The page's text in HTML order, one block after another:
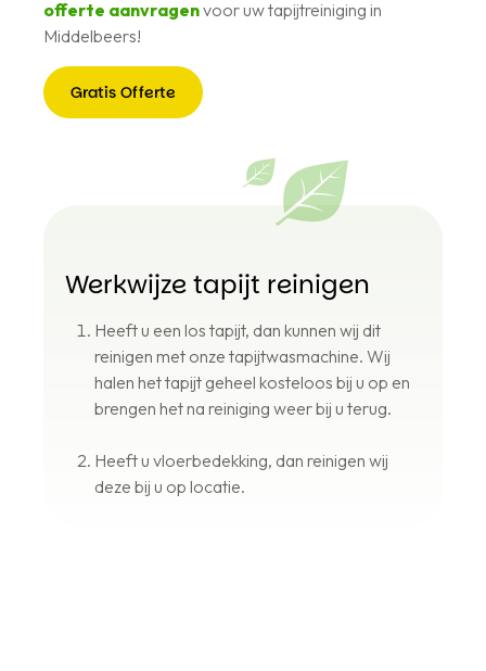
offerte aanvragenvoor uw tapijtreiniging in
Middelbeers!
Gratis Offerte
Werkwijze tapijt reinigen
Heeft u een los tapijt, dan kunnen wij dit
reinigen met onze tapijtwasmachine. Wij
halen het tapijt geheel kosteloos bij u op en
brengen het na reiniging weer bij u terug.
Heeft u vloerbedekking, dan reinigen wij
deze bij u op locatie.